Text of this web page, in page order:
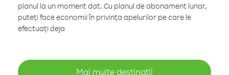
planul la un moment dat. Cu planul de abonament lunar,
puteți face economii în privința apelurilor pe care le
efectuați deja
Mai multe destinații